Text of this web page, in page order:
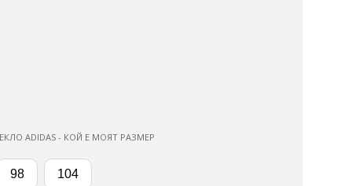
ADIDAS - КОЙ Е МОЯТ РАЗМЕР
98 104